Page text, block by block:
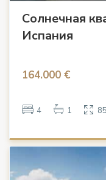
Солнечная
Испания
164.000 €
4 1